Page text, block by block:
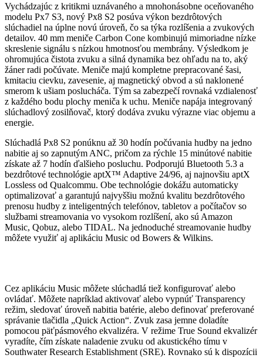
Vychádzajúc z kritikmi uznávaného a mnohonásobne oceňovaného
modelu Px7 S3, nový Px8 S2 posúva výkon bezdrôtových
slúchadiel na úplne novú úroveň, čo sa týka rozlíšenia a zvukových
detailov. 40 mm meniče Carbon Cone kombinujú mimoriadne nízke
skreslenie signálu s nízkou hmotnosťou membrány. Výsledkom je
ohromujúca čistota zvuku a silná dynamika bez ohľadu na to, aký
žáner radi počúvate. Meniče majú kompletne prepracované šasi,
kmitaciu cievku, zavesenie, aj magnetický obvod a sú naklonené
smerom k ušiam poslucháča. Tým sa zabezpečí rovnaká vzdialenosť
z každého bodu plochy meniča k uchu. Meniče napája integrovaný
slúchadlový zosilňovač, ktorý dodáva zvuku výrazne viac objemu a
energie.
Slúchadlá Px8 S2 ponúknu až 30 hodín počúvania hudby na jedno
nabitie aj so zapnutým ANC, pričom za rýchle 15 minútové nabitie
získate až 7 hodín ďalšieho posluchu. Podporujú Bluetooth 5.3 a
bezdrôtové technológie aptX™ Adaptive 24/96, aj najnovšiu aptX
Lossless od Qualcommu. Obe technológie dokážu automaticky
optimalizovať a garantujú najvyššiu možnú kvalitu bezdrôtového
prenosu hudby z inteligentných telefónov, tabletov a počítačov so
službami streamovania vo vysokom rozlíšení, ako sú Amazon
Music, Qobuz, alebo TIDAL. Na jednoduché streamovanie hudby
môžete využiť aj aplikáciu Music od Bowers & Wilkins.
Cez aplikáciu Music môžete slúchadlá tiež konfigurovať alebo
ovládať. Môžete napríklad aktivovať alebo vypnúť Transparency
režim, sledovať úroveň nabitia batérie, alebo definovať preferované
správanie tlačidla „Quick Action“. Zvuk zasa jemne doladíte
pomocou päťpásmového ekvalizéra. V režime True Sound ekvalizér
vyradíte, čím získate naladenie zvuku od akustického tímu v
Southwater Research Establishment (SRE). Rovnako sú k dispozícii